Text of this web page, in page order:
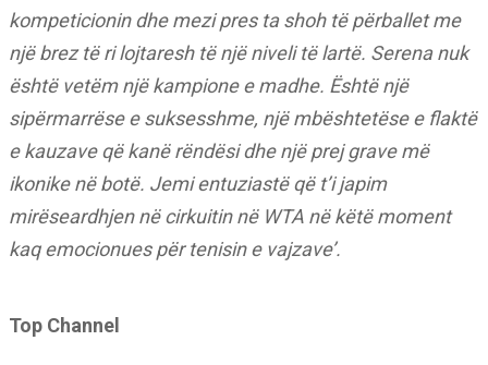
kompeticionin dhe mezi pres ta shoh të përballet me
një brez të ri lojtaresh të një niveli të lartë. Serena nuk
është vetëm një kampione e madhe. Është një
sipërmarrëse e suksesshme, një mbështetëse e flaktë
e kauzave që kanë rëndësi dhe një prej grave më
ikonike në botë. Jemi entuziastë që t’i japim
mirëseardhjen në cirkuitin në WTA në këtë moment
kaq emocionues për tenisin e vajzave’.
Top Channel